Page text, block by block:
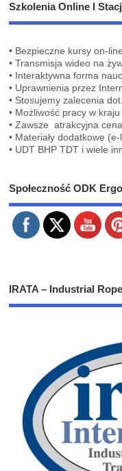
Szkolenia Online I
• Bezpieczne kursy on-
• Transmisja wideo na
• Interaktywna forma
• Uprawnienia przez
• Stosujemy zalecenia
• Możliwość pracy w
• Zawsze atrakcyjna
• Materiały dodatkowe
• UDT BHP TDT i wiele
Społeczność ODK
IRATA – Industrial